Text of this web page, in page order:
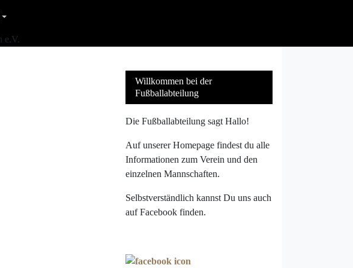
Willkommen bei der
Fußballabteilung
Die Fußballabteilung sagt Hallo!
Auf unserer Homepage findest du alle
Informationen zum Verein und den
einzelnen Mannschaften.
Selbstverständlich kannst Du uns auch
auf Facebook finden.